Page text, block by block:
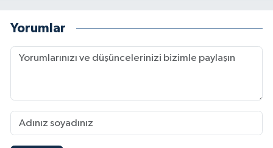
Yorumlar